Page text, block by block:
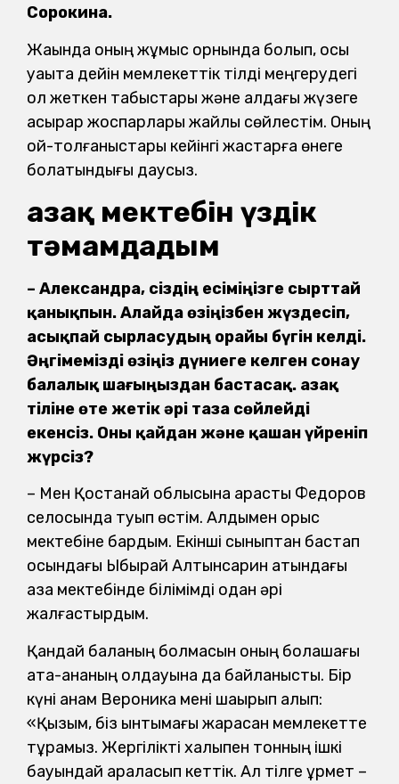
Сорокина.
Жақында оның жұмыс орнында болып, осы
уақытқа дейін мемлекеттік тілді меңгерудегі
қол жеткен табыстары және алдағы жүзеге
асырар жоспарлары жайлы сөйлестім. Оның
ой-толғаныстары кейінгі жастарға өнеге
болатындығы даусыз.
Қазақ мектебін үздік
тәмамдадым
– Александра, сіздің есіміңізге сырттай
қанықпын. Алайда өзіңізбен жүздесіп,
асықпай сырласудың орайы бүгін келді.
Әңгімемізді өзіңіз дүниеге келген сонау
балалық шағыңыздан бастасақ. Қазақ
тіліне өте жетік әрі таза сөйлейді
екенсіз. Оны қайдан және қашан үйреніп
жүрсіз?
– Мен Қостанай облысына қарасты Федоров
селосында туып өстім. Алдымен орыс
мектебіне бардым. Екінші сыныптан бастап
осындағы Ыбырай Алтынсарин атындағы
қазақ мектебінде білімімді одан әрі
жалғастырдым.
Қандай баланың болмасын оның болашағы
ата-ананың қолдауына да байланысты. Бір
күні анам Вероника мені шақырып алып:
«Қызым, біз ынтымағы жарасқан мемлекетте
тұрамыз. Жергілікті халықпен тонның ішкі
бауындай араласып кеттік. Ал тілге құрмет –